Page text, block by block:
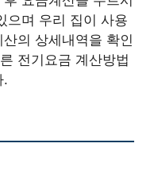
으며 우리 집이 사용
의 상세내역을 확인
전기요금 계산방법
.